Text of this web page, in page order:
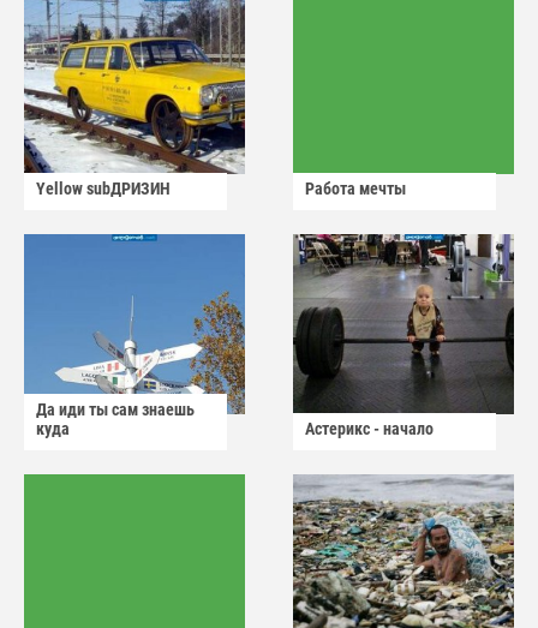
Yellow subДРИЗИН Работа мечты
Да иди ты сам знаешь
куда
Астерикс - начало